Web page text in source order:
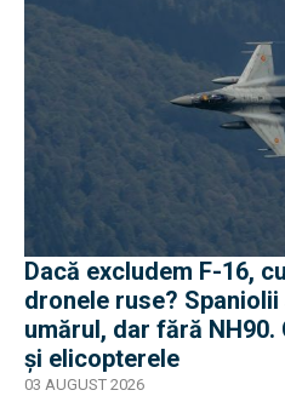
Dacă excludem F-16,
dronele ruse?
umărul, dar fără
și elicopterele
03 AUGUST 2026